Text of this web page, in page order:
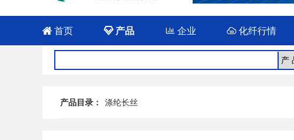
 首页 产品 企业 化纤行情
产品目录： 涤纶长丝